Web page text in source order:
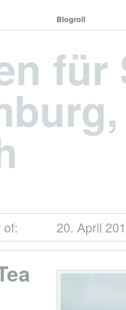
Blogroll
für
of: 20. April